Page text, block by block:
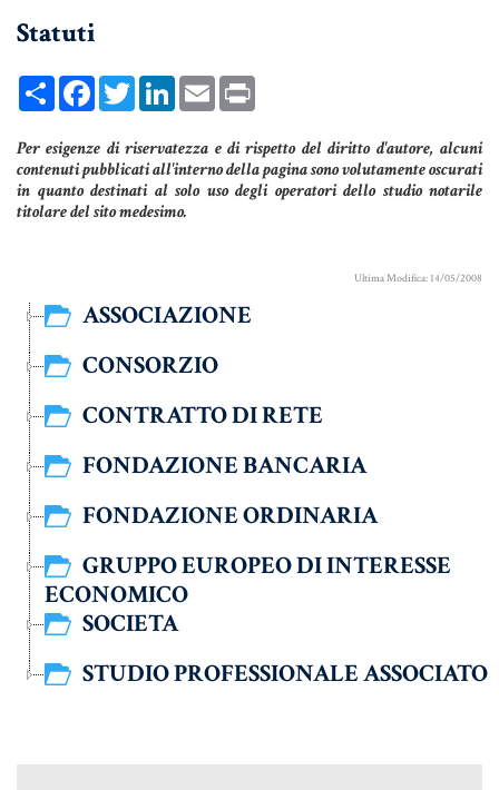
UNIONI CIVILI & CONVIVENZE
EREDITÀ & TESTAMENTO
TESTAMENTO DI VITA
Donazioni, Trust, Tutela del Patrimonio
PATTO DI FAMIGLIA
TRUST E AFFIDAMENTO FIDUCIARIO
TUTELA DEL PATRIMONIO
Aziende e società
AZIENDA & SOCIETÀ
CONTRATTO DI RETE
ENTI NO-PROFIT
Statuti
ShareFacebookTwitterLinkedInEmail
Per esigenze di riservatezza e di rispetto del diritto d'autore, alcuni
contenuti pubblicati all'interno della pagina sono volutamente oscurati
in quanto destinati al solo uso degli operatori dello studio notarile
titolare del sito medesimo.
Ultima Modifica: 14/05/2008
ASSOCIAZIONE
CONSORZIO
CONTRATTO DI RETE
FONDAZIONE BANCARIA
FONDAZIONE ORDINARIA
GRUPPO EUROPEO DI INTERESSE
ECONOMICO
SOCIETA
STUDIO PROFESSIONALE ASSOCIATO